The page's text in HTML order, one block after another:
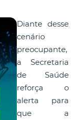
Diante desse
cenário
preocupante,
a Secretaria
de Saúde
reforça o
alerta para
que a